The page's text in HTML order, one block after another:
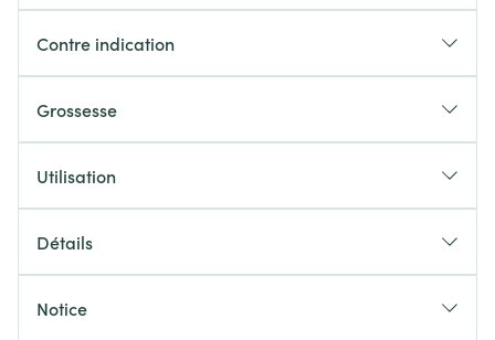
Contre indication
Grossesse
Utilisation
Détails
Notice